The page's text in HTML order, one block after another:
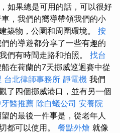
如果總是可用的話，可以很好
，我們的嚮導帶領我們的小
築物，公園和周圍環境。 按
的導遊都分享了一些有趣的
們有時間走路和拍照。 找台
在荷蘭的7天挪威巡迴賽中從
台北律師事務所 靜電機 我們
了四個挪威港口，並有另一個
醫推薦 除白蟻公司 安養院
的最後一件事是，從老年人
都可以使用。 餐點外燴 就像